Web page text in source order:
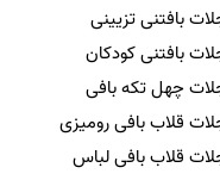
بافتنی تزیینی
بافتنی کودکان
چهل تکه بافی
قلاب بافی رومیزی
قلاب بافی لباس